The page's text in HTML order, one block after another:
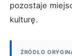
pozostaje
kulturę.
ŹRÓDŁO